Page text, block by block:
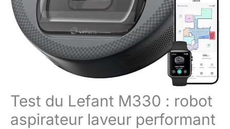
Test du Lefant M330 : robot
aspirateur laveur performant